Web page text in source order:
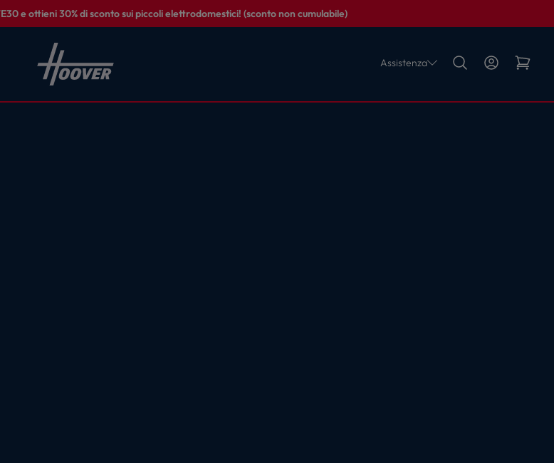
e ottieni 30% di sconto sui piccoli elettrodomestici! (sconto non cumulabile)
Assistenza